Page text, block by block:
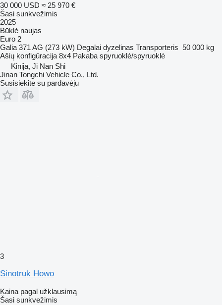
30 000 USD ≈ 25 970 €
Šasi sunkvežimis
2025
Būklė naujas
Euro 2
Galia 371 AG (273 kW) Degalai dyzelinas Transporteris 50 000 kg
Ašių konfigūracija 8x4 Pakaba spyruoklė/spyruoklė
Kinija, Ji Nan Shi
Jinan Tongchi Vehicle Co., Ltd.
Susisiekite su pardavėju
3
Sinotruk Howo
Kaina pagal užklausimą
Šasi sunkvežimis